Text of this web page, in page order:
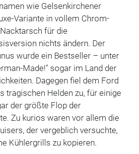
wie Gelsenkirchener
Variante in vollem Chrom-
für die
nichts ändern. Der
wurde ein Bestseller – unter
Made!" sogar im Land der
Dagegen fiel dem Ford
tragischen Helden zu, für einige
der größte Flop der
Zu kurios waren vor allem die
der vergeblich versuchte,
Kühlergrills zu kopieren.